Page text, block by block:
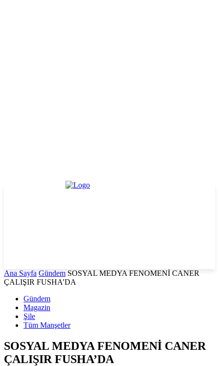
Ana Sayfa Gündem SOSYAL MEDYA FENOMENİ CANER
ÇALIŞIR FUSHA’DA
Gündem
Magazin
Şile
Tüm Manşetler
SOSYAL MEDYA FENOMENİ CANER
ÇALIŞIR FUSHA’DA